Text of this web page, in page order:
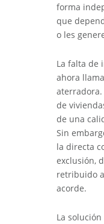
forma
que
o les
La falta de
ahora
aterradora.
de
de una
Sin
la directa
exclusión,
retribuido
acorde.
La